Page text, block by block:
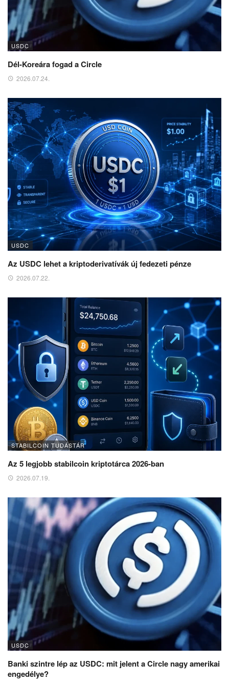
USDC
Dél-Koreára fogad a Circle
2026.07.24.
USDC
Az USDC lehet a kriptoderivatívák új fedezeti pénze
2026.07.22.
STABILCOIN TUDÁSTÁR
Az 5 legjobb stabilcoin kriptotárca 2026-ban
2026.07.19.
USDC
Banki szintre lép az USDC: mit jelent a Circle nagy amerikai
engedélye?